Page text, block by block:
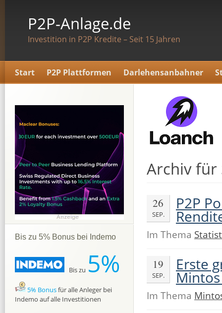
P2P-Anlage.de
Investition in P2P Kredite – Seit 15 Jahren
Start P2P Plattformen Darlehensanbahner
Archiv für
26
SEP.
P2P
Im Thema
19
SEP.
Erste
Mintos
Im Thema
Bis zu 5% Bonus bei Indemo
Bis zu 5%
5% Bonusfür alle Anleger bei
Indemo auf alle Investitionen